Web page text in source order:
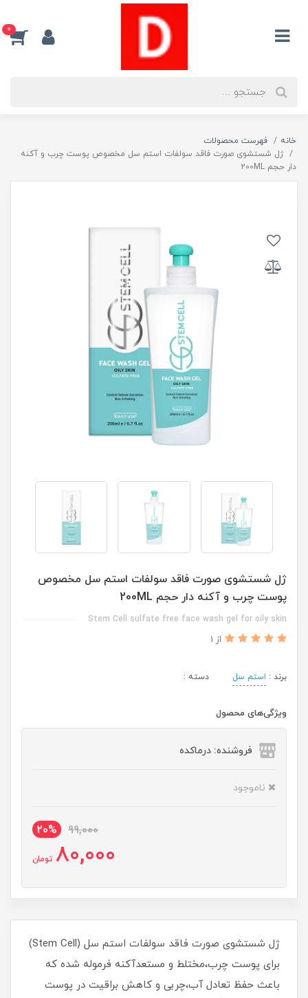
0
خانه
فهرست محصولات
ژل شستشوی صورت فاقد سولفات استم سل مخصوص پوست چرب و آکنه
دار حجم 200ML
ژل شستشوی صورت فاقد سولفات استم سل مخصوص
پوست چرب و آکنه دار حجم 200ML
Stem Cell sulfate free face wash gel for oily skin
از 1
برند : استم سل دسته :
ویژگی‌های محصول
فروشنده: درماکده
ناموجود
99,000
20%
80,000 تومان
ژل شستشوی صورت فاقد سولفات استم سل (Stem Cell)
برای پوست چرب،مختلط و مستعدآکنه فرموله شده که
باعث حفظ تعادل آب،چربی و کاهش براقیت در پوست